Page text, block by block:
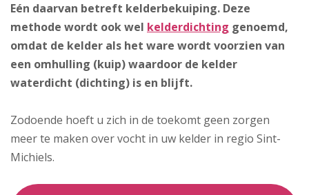
Eén daarvan betreft kelderbekuiping. Deze
methode wordt ook wel kelderdichting genoemd,
omdat de kelder als het ware wordt voorzien van
een omhulling (kuip) waardoor de kelder
waterdicht (dichting) is en blijft.
Zodoende hoeft u zich in de toekomt geen zorgen
meer te maken over vocht in uw kelder in regio Sint-
Michiels.